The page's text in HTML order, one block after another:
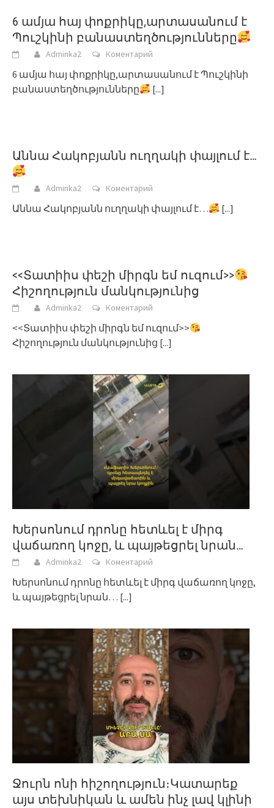
6 ամյա հայ փոքրիկը,արտասանում է
Պուշկինի բանաստեղծությունները
Adminka2 Коментарий
6 ամյա հայ փոքրիկը,արտասանում է Պուշկինի
բանաստեղծությունները
[...]
Աննա Հակոբյանն ուղղակի փայլում է…
Adminka2 Коментарий
Աննա Հակոբյանն ուղղակի փայլում է… [...]
<<Տատիիս փեշի միրգն եմ ուզում>>
Հիշողություն մանկությունից
Adminka2 Коментарий
<<Տատիիս փեշի միրգն եմ ուզում>>
Հիշողություն մանկությունից [...]
Խերսոնում դրոնը հետևել է միրգ
վաճառող կոջը, և պայթեցրել նրան…
Adminka2 Коментарий
Խերսոնում դրոնը հետևել է միրգ վաճառող կոջը,
և պայթեցրել նրան… [...]
Ջուրն ոնի հիշողություն։Կատարեք
այս տեխնիկան և ամեն ինչ լավ կլինի